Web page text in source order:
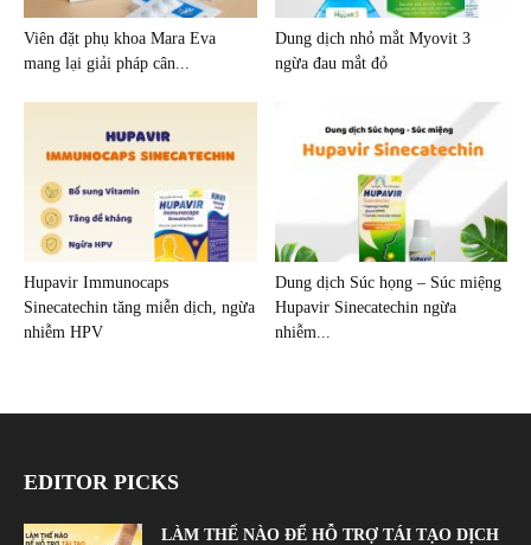
Viên đặt phụ khoa Mara Eva
mang lại giải pháp cân...
Dung dịch nhỏ mắt Myovit 3
ngừa đau mắt đỏ
Hupavir Immunocaps
Sinecatechin tăng miễn dịch, ngừa
nhiễm HPV
Dung dịch Súc họng – Súc miệng
Hupavir Sinecatechin ngừa
nhiễm...
EDITOR PICKS
LÀM THẾ NÀO ĐỂ HỖ TRỢ TÁI TẠO DỊCH